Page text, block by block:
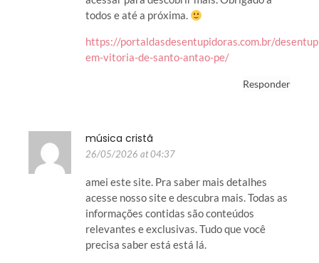
todos e até a próxima.
https://portaldasdesentupidoras.com.br/
em-vitoria-de-santo-antao-pe/
Responder
música cristã
26/05/2026 at 04:37
amei este site. Pra saber mais detalhes
acesse nosso site e descubra mais. Todas as
informações contidas são conteúdos
relevantes e exclusivas. Tudo que você
precisa saber está está lá.